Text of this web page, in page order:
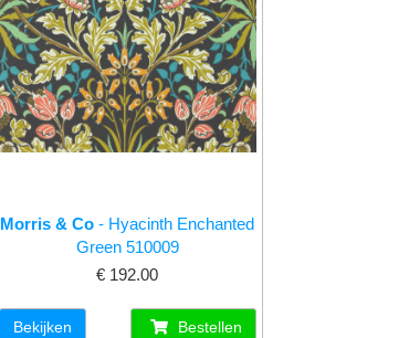
Morris & Co - Hyacinth Enchanted
Green 510009
€ 192.00
Bekijken Bestellen